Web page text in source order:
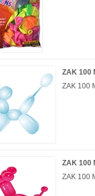
ZAK 100
ZAK 100
ZAK 100
ZAK 100